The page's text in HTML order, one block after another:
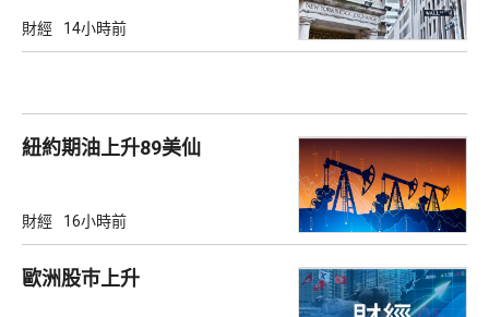
財經 14小時前
紐約期油上升89美仙
財經 16小時前
歐洲股巿上升